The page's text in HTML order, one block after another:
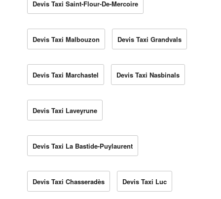
Devis Taxi Saint-Flour-De-Mercoire
Devis Taxi Malbouzon Devis Taxi Grandvals
Devis Taxi Marchastel Devis Taxi Nasbinals
Devis Taxi Laveyrune
Devis Taxi La Bastide-Puylaurent
Devis Taxi Chasseradès Devis Taxi Luc